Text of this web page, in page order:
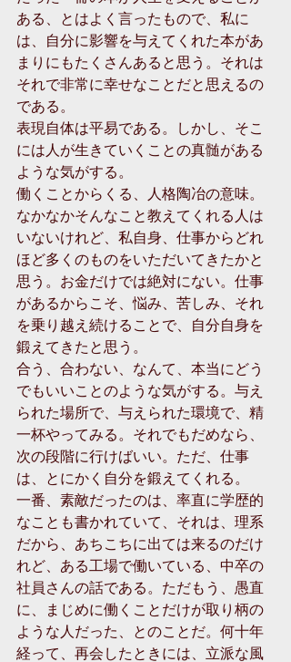
ある、とはよく言ったもので、私に
は、自分に影響を与えてくれた本があ
まりにもたくさんあると思う。それは
それで非常に幸せなことだと思えるの
である。
表現自体は平易である。しかし、そこ
には人が生きていくことの真髄がある
ような気がする。
働くことからくる、人格陶冶の意味。
なかなかそんなこと教えてくれる人は
いないけれど、私自身、仕事からどれ
ほど多くのものをいただいてきたかと
思う。お金だけでは絶対にない。仕事
があるからこそ、悩み、苦しみ、それ
を乗り越え続けることで、自分自身を
鍛えてきたと思う。
合う、合わない、なんて、本当にどう
でもいいことのような気がする。与え
られた場所で、与えられた環境で、精
一杯やってみる。それでもだめなら、
次の段階に行けばいい。ただ、仕事
は、とにかく自分を鍛えてくれる。
一番、素敵だったのは、率直に学歴的
なことも書かれていて、それは、理系
だから、あちこちに出ては来るのだけ
れど、ある工場で働いている、中卒の
社員さんの話である。ただもう、愚直
に、まじめに働くことだけが取り柄の
ような人だった、とのことだ。何十年
経って、再会したときには、立派な風